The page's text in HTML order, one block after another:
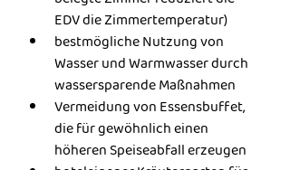
EDV die Zimmertemperatur)
bestmögliche Nutzung von
Wasser und Warmwasser durch
wassersparende Maßnahmen
Vermeidung von Essensbuffet,
die für gewöhnlich einen
höheren Speiseabfall erzeugen